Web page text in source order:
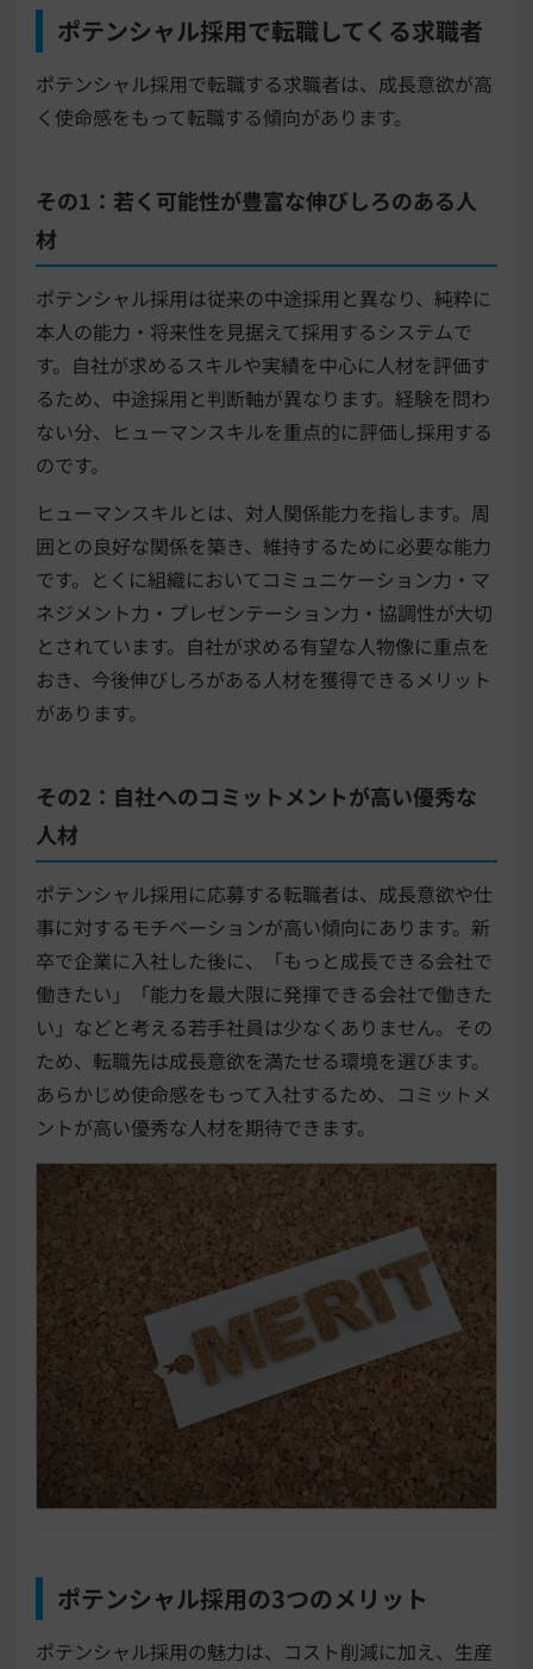
ポテンシャル採用で転職してくる求職者
ポテンシャル採用で転職する求職者は、成長意欲が高
く使命感をもって転職する傾向があります。
その1：若く可能性が豊富な伸びしろのある人
材
ポテンシャル採用は従来の中途採用と異なり、純粋に
本人の能力・将来性を見据えて採用するシステムで
す。自社が求めるスキルや実績を中心に人材を評価す
るため、中途採用と判断軸が異なります。経験を問わ
ない分、ヒューマンスキルを重点的に評価し採用する
のです。
ヒューマンスキルとは、対人関係能力を指します。周
囲との良好な関係を築き、維持するために必要な能力
です。とくに組織においてコミュニケーション力・マ
ネジメント力・プレゼンテーション力・協調性が大切
とされています。自社が求める有望な人物像に重点を
おき、今後伸びしろがある人材を獲得できるメリット
があります。
その2：自社へのコミットメントが高い優秀な
人材
ポテンシャル採用に応募する転職者は、成長意欲や仕
事に対するモチベーションが高い傾向にあります。新
卒で企業に入社した後に、「もっと成長できる会社で
働きたい」「能力を最大限に発揮できる会社で働きた
い」などと考える若手社員は少なくありません。その
ため、転職先は成長意欲を満たせる環境を選びます。
あらかじめ使命感をもって入社するため、コミットメ
ントが高い優秀な人材を期待できます。
ポテンシャル採用の3つのメリット
ポテンシャル採用の魅力は、コスト削減に加え、生産